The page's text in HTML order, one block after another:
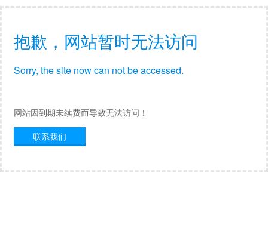
抱歉，网站暂时无法访问
Sorry, the site now can not be accessed.
网站因到期未续费而导致无法访问！
联系我们